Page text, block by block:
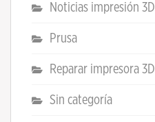
Noticias impresión 3D
Prusa
Reparar impresora 3D
Sin categoría